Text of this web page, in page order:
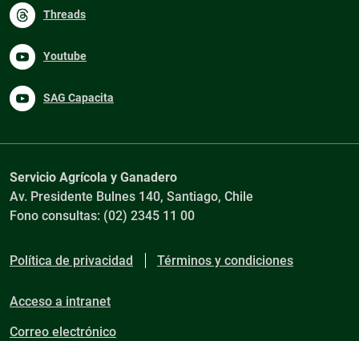
Threads
Youtube
SAG Capacita
Servicio Agrícola y Ganadero
Av. Presidente Bulnes 140, Santiago, Chile
Fono consultas: (02) 2345 11 00
Política de privacidad Términos y condiciones
Acceso a intranet
Correo electrónico